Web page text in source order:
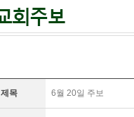
제목 6월 20일 주보